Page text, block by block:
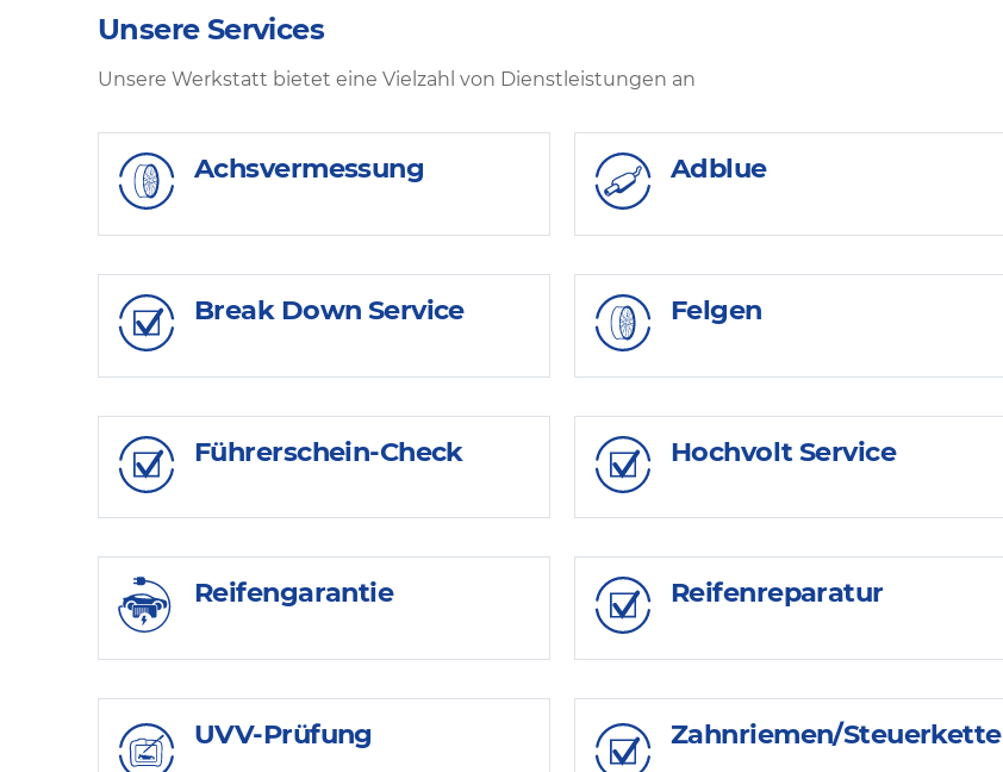
Unsere Services
Unsere Werkstatt bietet eine Vielzahl von Dienstleistungen an
Achsvermessung Adblue
Break Down Service Felgen
Führerschein-Check Hochvolt Service
Reifengarantie Reifenreparatur
UVV-Prüfung Zahnriemen/Steuerkette